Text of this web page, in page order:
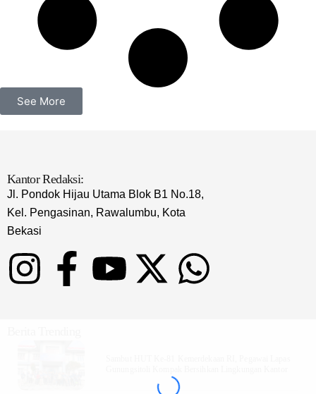
See More
Kantor Redaksi:
Jl. Pondok Hijau Utama Blok B1 No.18,
Kel. Pengasinan, Rawalumbu, Kota
Bekasi